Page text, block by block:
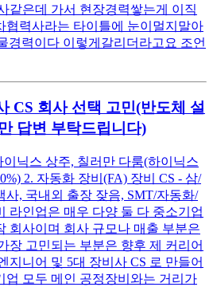
같은데 가서 현장경력쌓는게 이직
협력사라는 타이틀에 눈이멀지말아
경력이다 이렇게갈리더라고요 조언
CS 회사 선택 고민(반도체 설
답변 부탁드립니다)
이닉스 상주, 칠러만 다룸(하이닉스
2. 자동화 장비(FA) 장비 CS - 삼/
사, 국내외 출장 잦음, SMT/자동화/
라인업은 매우 다양 둘 다 중소기업
회사이며 회사 규모나 매출 부분은
장 고민되는 부분은 향후 제 커리어
지니어 및 5대 장비사 CS 로 만들어
업 모두 메인 공정장비와는 거리가